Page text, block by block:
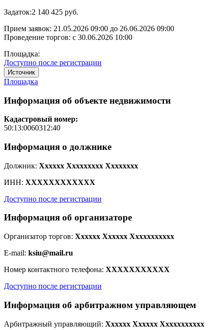
Задаток:2 140 425 руб.
Прием заявок: 21.05.2026 09:00 до 26.06.2026 09:00
Проведение торгов: с 30.06.2026 10:00
Площадка:
Доступно после регистрации
Источник
Площадка
Информация об объекте недвижимости
Кадастровый номер:
50:13:0060312:40
Информация о должнике
Должник: Xxxxxx Xxxxxxxxx Xxxxxxxx
ИНН: XXXXXXXXXXXX
Доступно после регистрации
Информация об организаторе
Организатор торгов: Xxxxxx Xxxxxx Xxxxxxxxxxx
E-mail: ksiu@mail.ru
Номер контактного телефона: XXXXXXXXXXX
Доступно после регистрации
Информация об арбитражном управляющем
Арбитражный управляющий: Xxxxxx Xxxxxx Xxxxxxxxxxx